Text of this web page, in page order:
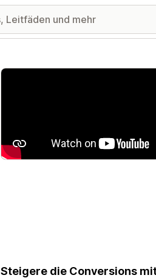
Vorgestellte Bildergalerie
Steigere die Conversions